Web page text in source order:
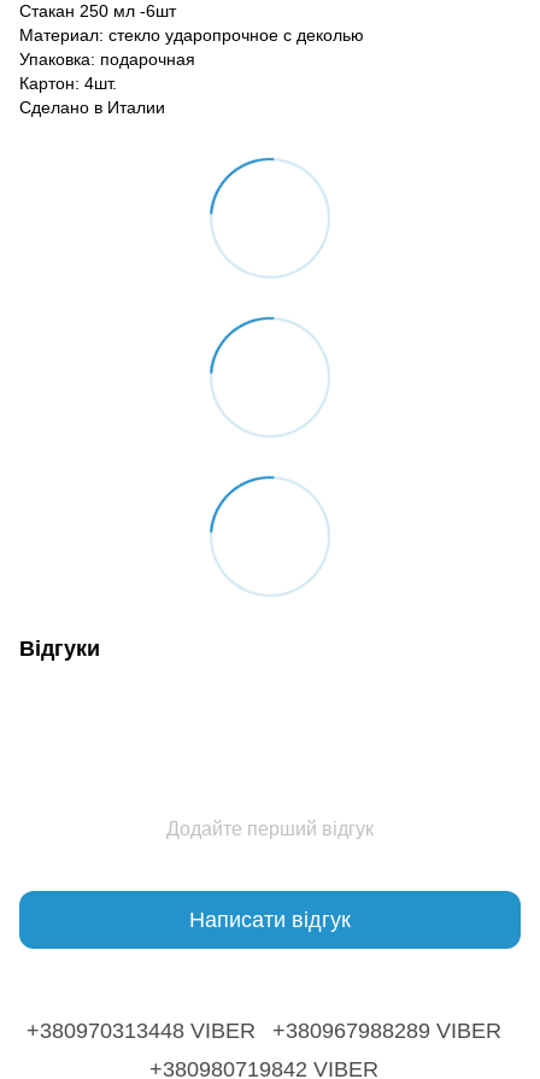
Стакан 250 мл -6шт
Материал: стекло ударопрочное с деколью
Упаковка: подарочная
Картон: 4шт.
Сделано в Италии
Відгуки
Додайте перший відгук
Написати відгук
+380970313448 VIBER
+380967988289 VIBER
+380980719842 VIBER